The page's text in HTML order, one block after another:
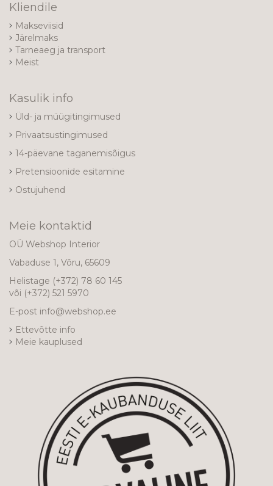
Kliendile
Makseviisid
Järelmaks
Tarneaeg ja transport
Meist
Kasulik info
Üld- ja müügitingimused
Privaatsustingimused
14-päevane taganemisõigus
Pretensioonide esitamine
Ostujuhend
Meie kontaktid
OÜ Webshop Interior
Vabaduse 1, Võru, 65609
Helistage (+372) 78 60 145
või (+372) 521 5970
E-post info@webshop.ee
Ettevõtte info
Meie kauplused